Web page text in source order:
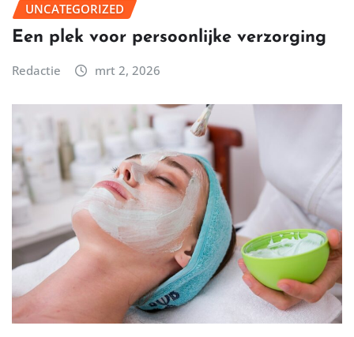
UNCATEGORIZED
Een plek voor persoonlijke verzorging
Redactie mrt 2, 2026